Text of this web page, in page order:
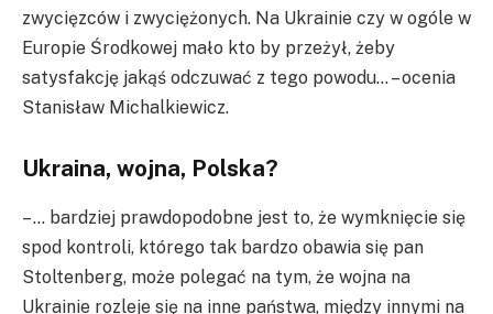
zwycięzców i zwyciężonych. Na Ukrainie czy w ogóle w
Europie Środkowej mało kto by przeżył, żeby
satysfakcję jakąś odczuwać z tego powodu… – ocenia
Stanisław Michalkiewicz.
Ukraina, wojna, Polska?
– … bardziej prawdopodobne jest to, że wymknięcie się
spod kontroli, którego tak bardzo obawia się pan
Stoltenberg, może polegać na tym, że wojna na
Ukrainie rozleje się na inne państwa, między innymi na